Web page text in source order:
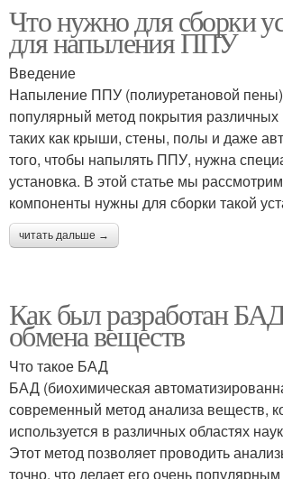
Что нужно для сборки
для напыления ППУ
Введение
Напыление ППУ (полиуретановой
популярный метод покрытия различных
таких как крыши, стены, полы и даже
того, чтобы напылять ППУ, нужна
установка. В этой статье мы
компоненты нужны для сборки такой
читать дальше →
Как был разработан
обмена веществ
Что такое БАД
БАД (биохимическая
современный метод анализа веществ,
используется в различных областях
Этот метод позволяет проводить
точно, что делает его очень